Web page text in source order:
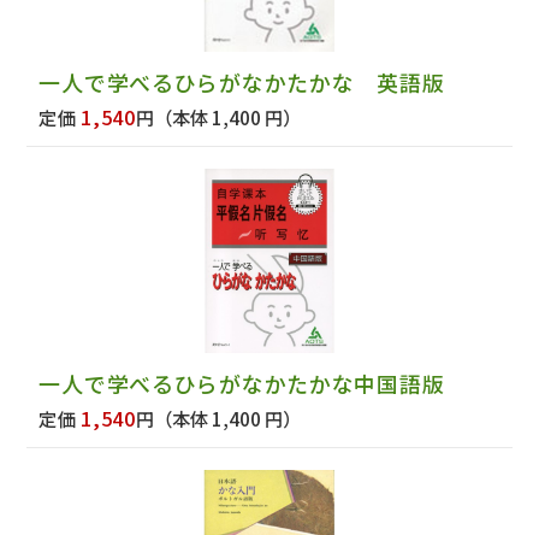
一人で学べるひらがなかたかな 英語版
定価 1,540円 （本体 1,400 円）
一人で学べるひらがなかたかな中国語版
定価 1,540円 （本体 1,400 円）